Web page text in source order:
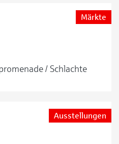
Märkte
/ Schlachte
Ausstellungen